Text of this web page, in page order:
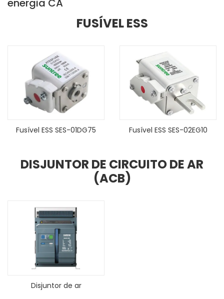
FUSÍVEL ESS
Fusível ESS​ SES-01DG75 Fusível ESS​ SES-02EG10
DISJUNTOR DE CIRCUITO DE AR
(ACB)
Disjuntor de ar